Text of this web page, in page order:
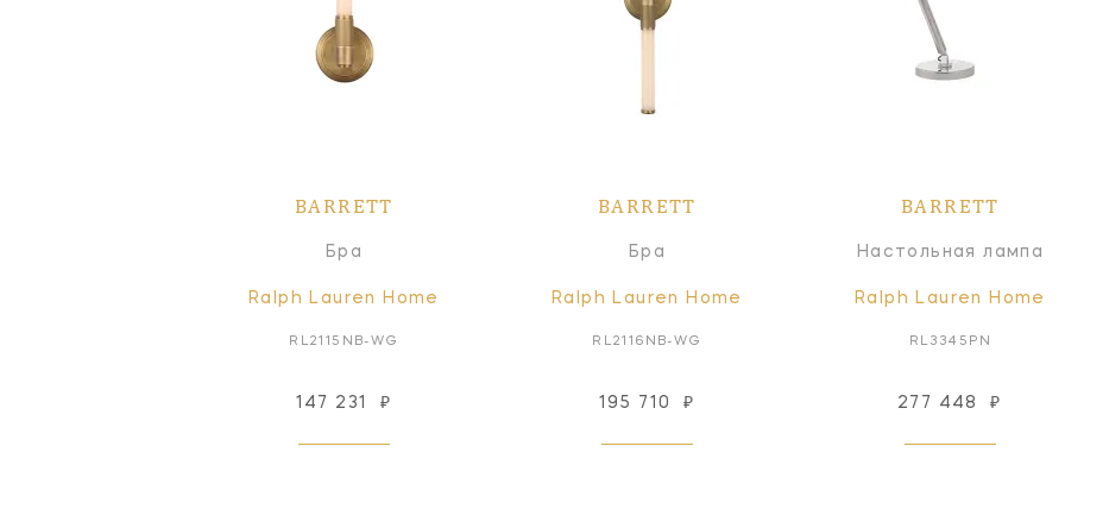
BARRETT
Бра
Ralph Lauren Home
RL2115NB-WG
147 231 ₽
BARRETT
Бра
Ralph Lauren Home
RL2116NB-WG
195 710 ₽
BARRETT
Настольная лампа
Ralph Lauren Home
RL3345PN
277 448 ₽